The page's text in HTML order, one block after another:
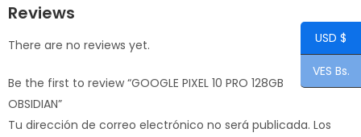
Reviews
There are no reviews yet.
Be the first to review “GOOGLE PIXEL 10 PRO 128GB
OBSIDIAN”
Tu dirección de correo electrónico no será publicada. Los
USD $
VES Bs.